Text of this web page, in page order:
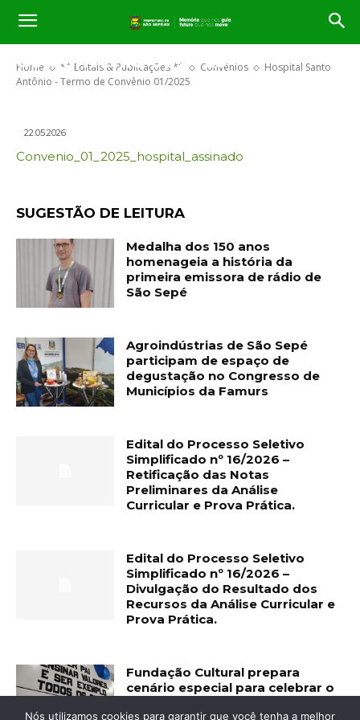
Home ** Editais & Publicações ** Convênios
Hospital Santo
Antônio - Termo de Convênio 01/2025
Hospital Santo Antônio – Termo
de Convênio 01/2025
22.05.2026
Convenio_01_2025_hospital_assinado
SUGESTÃO DE LEITURA
Medalha dos 150 anos
homenageia a história da
primeira emissora de rádio de
São Sepé
Agroindústrias de São Sepé
participam de espaço de
degustação no Congresso de
Municípios da Famurs
Edital do Processo Seletivo
Simplificado nº 16/2026 –
Retificação das Notas
Preliminares da Análise
Curricular e Prova Prática.
Edital do Processo Seletivo
Simplificado nº 16/2026 –
Divulgação do Resultado dos
Recursos da Análise Curricular e
Prova Prática.
Fundação Cultural prepara
cenário especial para celebrar o
Nós utilizamos cookies para garantir que você tenha a melhor